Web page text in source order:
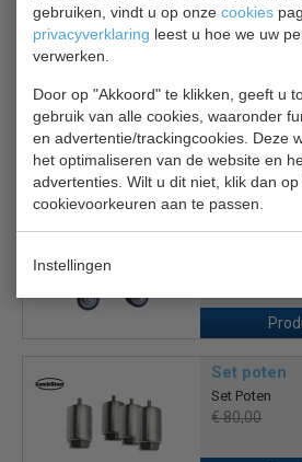
gebruiken, vindt u op onze cookies
privacyverklaring leest u hoe we uw
verwerken.
Door op "Akkoord" te klikken, geeft u
gebruik van alle cookies, waaronder
en advertentie/trackingcookies. Deze
het optimaliseren van de website en
advertenties. Wilt u dit niet, klik dan
cookievoorkeuren aan te passen.
Instellingen
Gerelateerde
Extra Rooster
€ 21,00
Set poten
Set Poten
€ 80,00